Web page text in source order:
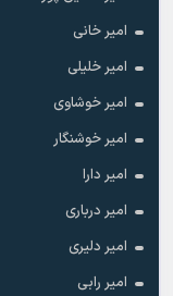
امیر خانی
امیر خلیلی
امیر خوشاوی
امیر خوشنگار
امیر دارا
امیر درباری
امیر دلیری
امیر رابی